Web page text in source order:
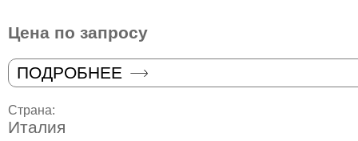
Цена по запросу
ПОДРОБНЕЕ
Страна:
Италия